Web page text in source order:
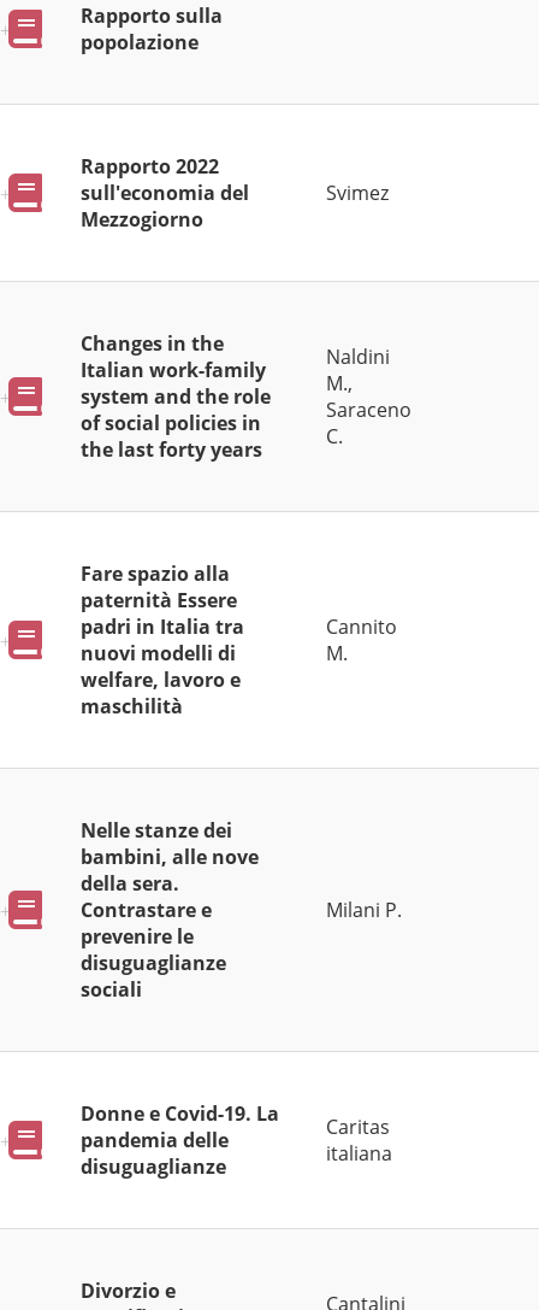
Pubblicazioni
Rapporto sulla
popolazione
Pubblicazioni
Rapporto 2022
sull'economia del
Mezzogiorno
Svimez
Pubblicazioni
Changes in the
Italian work-family
system and the role
of social policies in
the last forty years
Naldini
M.,
Saraceno
C.
Pubblicazioni
Fare spazio alla
paternità Essere
padri in Italia tra
nuovi modelli di
welfare, lavoro e
maschilità
Cannito
M.
Pubblicazioni
Nelle stanze dei
bambini, alle nove
della sera.
Contrastare e
prevenire le
disuguaglianze
sociali
Milani P.
Pubblicazioni
Donne e Covid-19. La
pandemia delle
disuguaglianze
Caritas
italiana
Divorzio e
Cantalini